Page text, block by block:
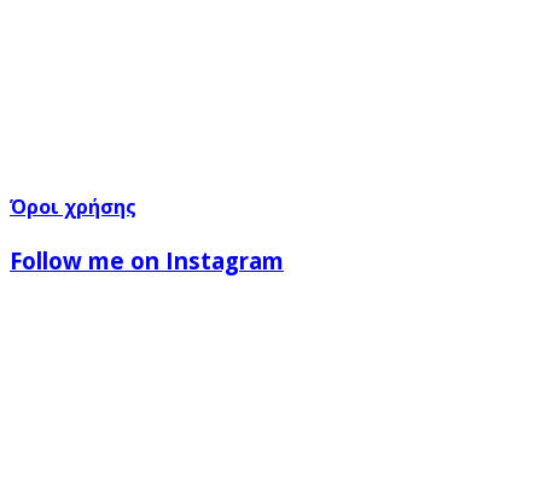
Όροι χρήσης
Follow me on Instagram